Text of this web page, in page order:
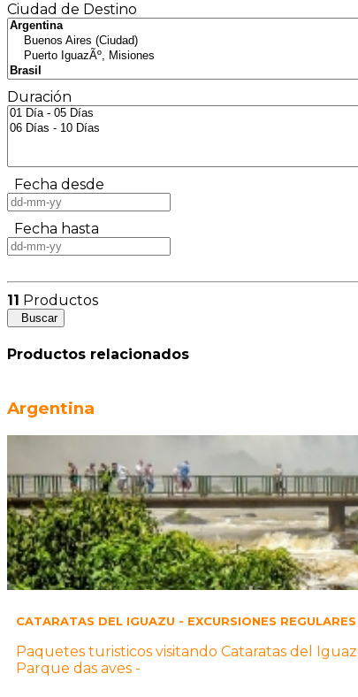
Ciudad de Destino
Duración
Fecha desde
Fecha hasta
11 Productos
Buscar
Productos relacionados
Argentina
CATARATAS DEL IGUAZU - EXCURSIONES
Paquetes turisticos visitando Cataratas del
Parque das aves -